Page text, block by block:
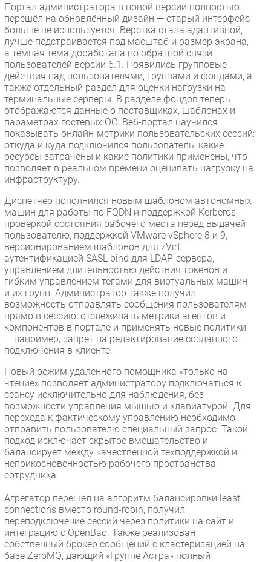
Портал администратора в новой версии полностью
перешёл на обновлённый дизайн — старый интерфейс
больше не используется. Верстка стала адаптивной,
лучше подстраивается под масштаб и размер экрана,
а тёмная тема доработана по обратной связи
пользователей версии 6.1. Появились групповые
действия над пользователями, группами и фондами, а
также отдельный раздел для оценки нагрузки на
терминальные серверы. В разделе фондов теперь
отображаются данные о поставщиках, шаблонах и
параметрах гостевых ОС. Веб-портал научился
показывать онлайн-метрики пользовательских сессий:
откуда и куда подключился пользователь, какие
ресурсы затрачены и какие политики применены, что
позволяет в реальном времени оценивать нагрузку на
инфраструктуру.
Диспетчер пополнился новым шаблоном автономных
машин для работы по FQDN и поддержкой Kerberos,
проверкой состояния рабочего места перед выдачей
пользователю, поддержкой VMware vSphere 8 и 9,
версионированием шаблонов для zVirt,
аутентификацией SASL bind для LDAP-сервера,
управлением длительностью действия токенов и
гибким управлением тегами для виртуальных машин
и их групп. Администратор также получил
возможность отправлять сообщения пользователям
прямо в сессию, отслеживать метрики агентов и
компонентов в портале и применять новые политики
— например, запрет на редактирование созданного
подключения в клиенте.
Новый режим удаленного помощника «только на
чтение» позволяет администратору подключаться к
сеансу исключительно для наблюдения, без
возможности управления мышью и клавиатурой. Для
перехода к фактическому управлению необходимо
отправить пользователю специальный запрос. Такой
подход исключает скрытое вмешательство и
балансирует между качественной техподдержкой и
неприкосновенностью рабочего пространства
сотрудника.
Агрегатор перешёл на алгоритм балансировки least
connections вместо round-robin, получил
переподключение сессий через политики на сайт и
интеграцию с OpenBao. Также реализован
собственный брокер сообщений с кластеризацией на
базе ZeroMQ, дающий «Группе Астра» полный